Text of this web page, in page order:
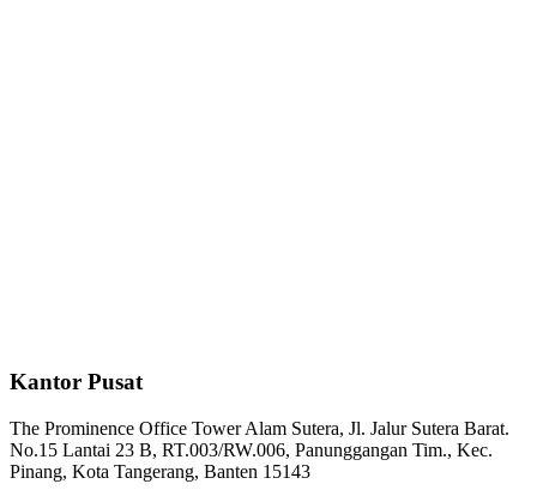
Kantor Pusat
The Prominence Office Tower Alam Sutera, Jl. Jalur Sutera Barat.
No.15 Lantai 23 B, RT.003/RW.006, Panunggangan Tim., Kec.
Pinang, Kota Tangerang, Banten 15143